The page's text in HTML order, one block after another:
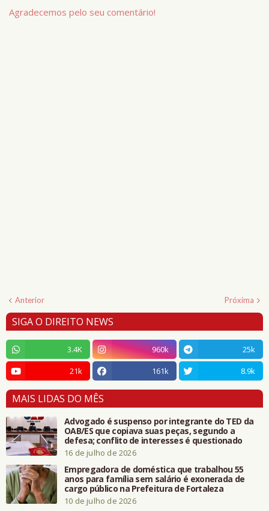
Agradecemos pelo seu comentário!
Anterior Próxima
SIGA O DIREITO NEWS
3.4K 960k
25k
21k
161k 8.9k
MAIS LIDAS DO MÊS
Advogado é suspenso por integrante do TED da
OAB/ES que copiava suas peças, segundo a
defesa; conflito de interesses é questionado
16 de julho de 2026
Empregadora de doméstica que trabalhou 55
anos para família sem salário é exonerada de
cargo público na Prefeitura de Fortaleza
10 de julho de 2026